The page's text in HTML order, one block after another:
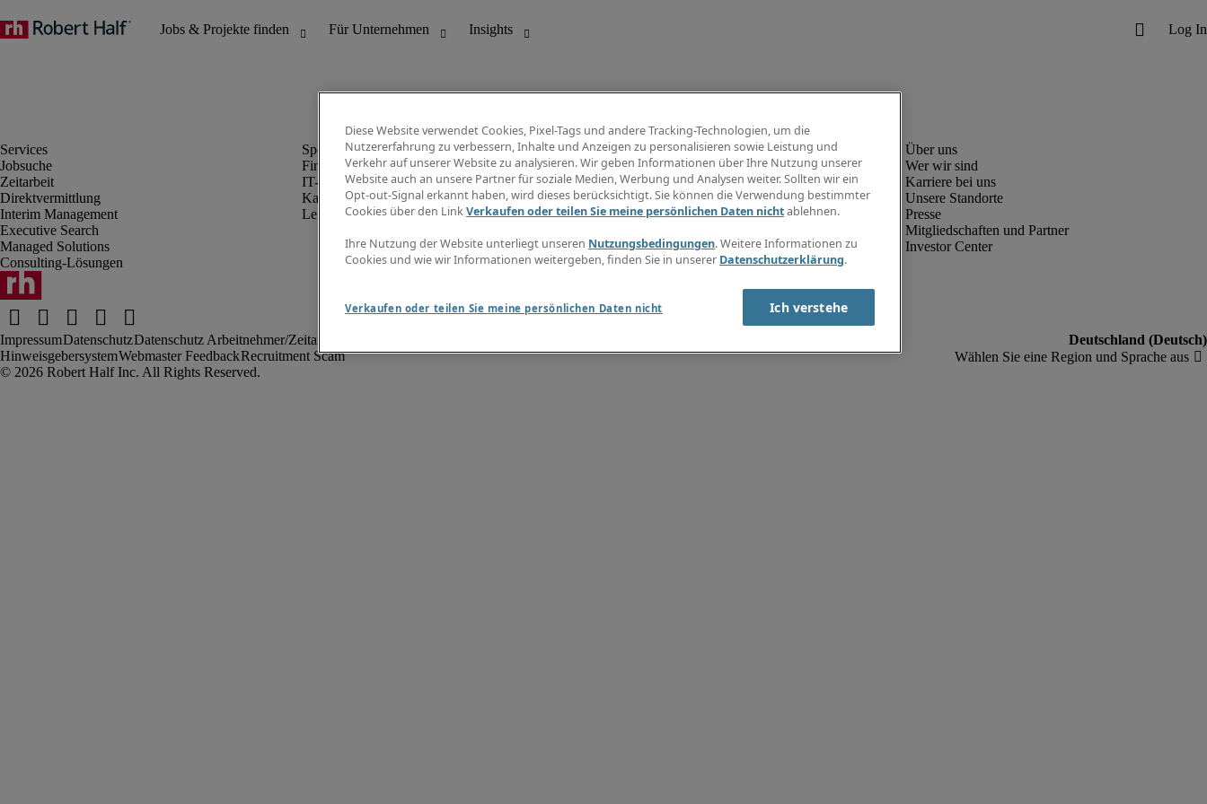
Jobsuche
Zeitarbeit
Direktvermittlung
Interim Management
Executive Search
Managed Solutions
Consulting-Lösungen
Finanz- & Rechnungswesen
IT-Bereich
Kaufmännischer Bereich
Legal
Info Center
Jobübersicht
Gehaltsübersicht
E-Learning
Wer wir sind
Karriere bei uns
Unsere Standorte
Presse
Mitgliedschaften und Partner
Investor Center
ImpressumDatenschutzDatenschutz Arbeitnehmer/Zeitarbeitskräfte
HinweisgebersystemWebmaster FeedbackRecruitment Scam
Diese Website verwendet Cookies, Pixel-Tags und andere Tracking-Technologien, um die
Nutzererfahrung zu verbessern, Inhalte und Anzeigen zu personalisieren sowie Leistung und
Verkehr auf unserer Website zu analysieren. Wir geben Informationen über Ihre Nutzung unserer
Website auch an unsere Partner für soziale Medien, Werbung und Analysen weiter. Sollten wir ein
Opt-out-Signal erkannt haben, wird dieses berücksichtigt. Sie können die Verwendung bestimmter
Cookies über den LinkVerkaufen oder teilen Sie meine persönlichen Daten nichtablehnen.
Ihre Nutzung der Website unterliegt unseren Nutzungsbedingungen. Weitere Informationen zu
Cookies und wie wir Informationen weitergeben, finden Sie in unserer Datenschutzerklärung.
Verkaufen oder teilen Sie meine persönlichen Daten nicht Ich verstehe